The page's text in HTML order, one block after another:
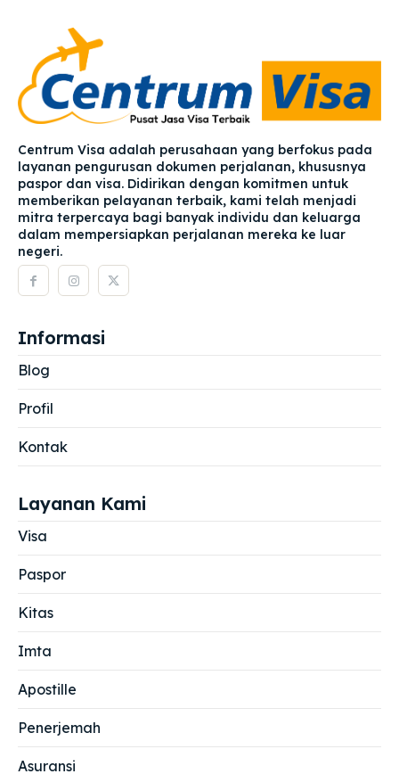
Centrum Visa adalah perusahaan yang berfokus pada
layanan pengurusan dokumen perjalanan, khususnya
paspor dan visa. Didirikan dengan komitmen untuk
memberikan pelayanan terbaik, kami telah menjadi
mitra terpercaya bagi banyak individu dan keluarga
dalam mempersiapkan perjalanan mereka ke luar
negeri.
Informasi
Blog
Profil
Kontak
Layanan Kami
Visa
Paspor
Kitas
Imta
Apostille
Penerjemah
Asuransi